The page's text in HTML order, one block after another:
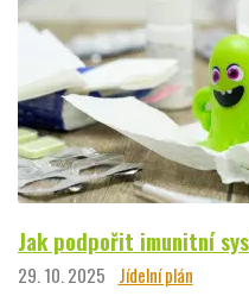
Jak podpořit imunitní
29. 10. 2025 Jídelní plán